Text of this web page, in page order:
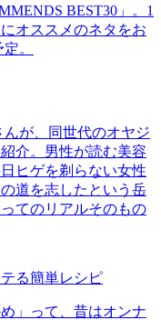
BEST30」。1
オススメのネタをお
。
が、同世代のオヤジ
介。男性が読む美容
ヒゲを剃らない女性
道を志したという岳
てのリアルそのもの
る簡単レシピ
」って、昔はオンナ